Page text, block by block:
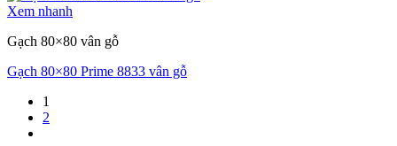
Xem nhanh
Gạch 80×80 vân gỗ
Gạch 80×80 Prime 8833 vân gỗ
1
2